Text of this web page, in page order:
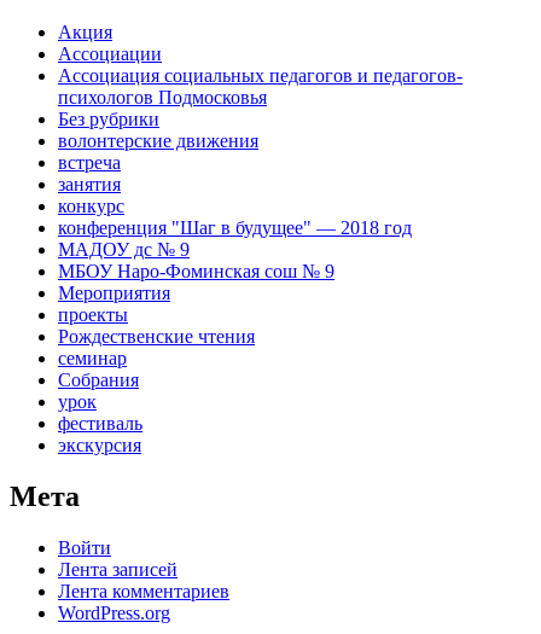
Акция
Ассоциации
Ассоциация социальных педагогов и педагогов-
психологов Подмосковья
Без рубрики
волонтерские движения
встреча
занятия
конкурс
конференция "Шаг в будущее" — 2018 год
МАДОУ дс № 9
МБОУ Наро-Фоминская сош № 9
Мероприятия
проекты
Рождественские чтения
семинар
Собрания
урок
фестиваль
экскурсия
Мета
Войти
Лента записей
Лента комментариев
WordPress.org